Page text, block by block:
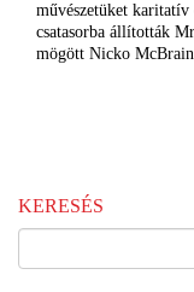
művészetüket karitatív
csatasorba állították
mögött Nicko
KERESÉS